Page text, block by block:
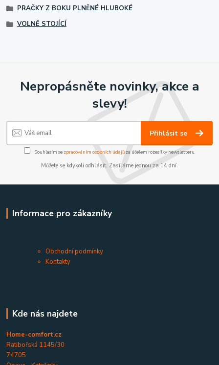
PRAČKY Z BOKU PLNĚNÉ HLUBOKÉ
VOLNĚ STOJÍCÍ
Nepropásněte novinky, akce a
slevy!
Přihlásit se
Souhlasím se zpracováním osobních údajůza účelem rozesílky newsletteru.
Můžete se kdykoli odhlásit. Zasíláme jednou za 14 dní.
Informace pro zákazníky
Obchodní podmínky
Kontakty
Kde nás najdete
Home-comfort.cz
Ratibořská 1145/30
74705